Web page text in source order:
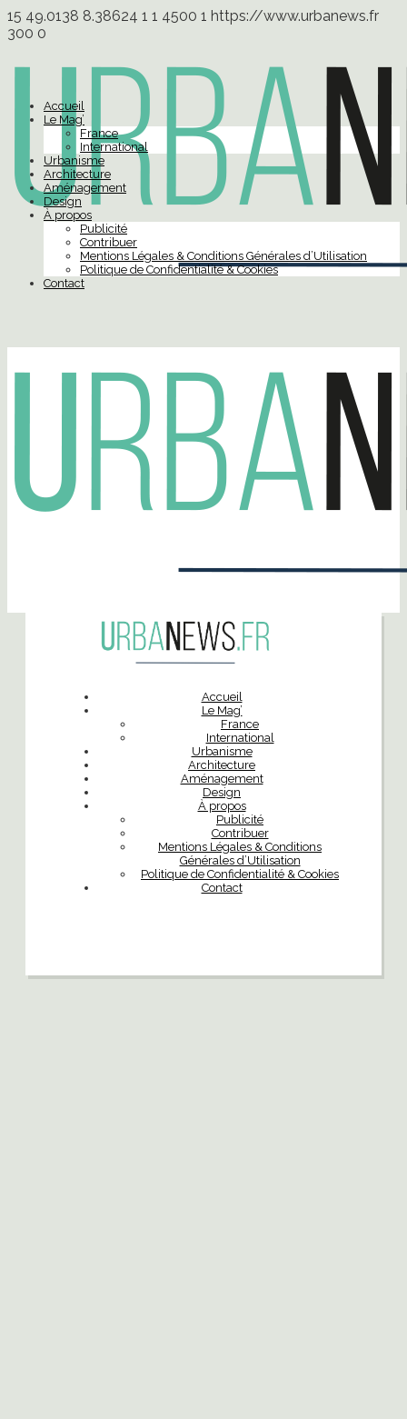
15 49.0138 8.38624 1 1 4500 1 https://www.urbanews.fr
300 0
Accueil
Le Mag’
France
International
Urbanisme
Architecture
Aménagement
Design
À propos
Publicité
Contribuer
Mentions Légales & Conditions Générales d’Utilisation
Politique de Confidentialité & Cookies
Contact
Accueil
Le Mag’
France
International
Urbanisme
Architecture
Aménagement
Design
À propos
Publicité
Contribuer
Mentions Légales & Conditions
Générales d’Utilisation
Politique de Confidentialité & Cookies
Contact